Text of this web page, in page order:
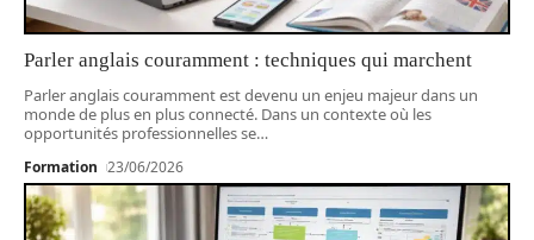
Parler anglais couramment : techniques qui marchent
Parler anglais couramment est devenu un enjeu majeur dans un
monde de plus en plus connecté. Dans un contexte où les
opportunités professionnelles se…
Formation 23/06/2026